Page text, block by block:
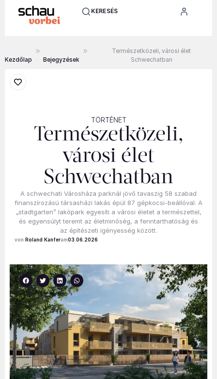
KERESÉS
Kezdőlap Bejegyzések
Természetközeli, városi élet
Schwechatban
TÖRTÉNET
Természetközeli,
városi élet
Schwechatban
A schwechati Városháza parknál jövő tavaszig 58 szabad
finanszírozású társasházi lakás épül 87 gépkocsi-beállóval. A
„stadtgarten” lakópark egyesíti a városi életet a természettel,
és egyensúlyt teremt az életminőség, a fenntarthatóság és
az építészeti igényesség között.
Roland Kanfer 03.06.2026